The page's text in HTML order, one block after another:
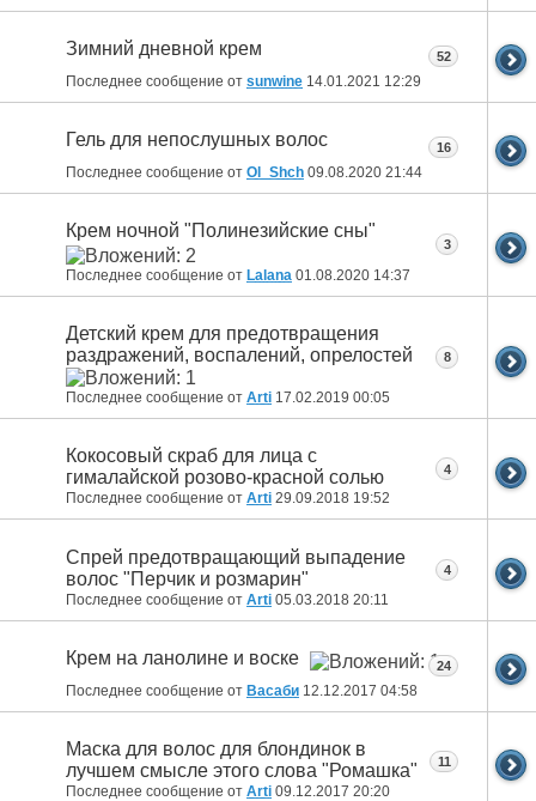
Зимний дневной крем
Последнее сообщение от sunwine 14.01.2021 12:29
52
Гель для непослушных волос
Последнее сообщение от Ol_Shch 09.08.2020 21:44
16
Крем ночной "Полинезийские сны"
Последнее сообщение от Lalana 01.08.2020 14:37
3
Детский крем для предотвращения
раздражений, воспалений, опрелостей
Последнее сообщение от Arti 17.02.2019 00:05
8
Кокосовый скраб для лица с
гималайской розово-красной солью
Последнее сообщение от Arti 29.09.2018 19:52
4
Спрей предотвращающий выпадение
волос "Перчик и розмарин"
Последнее сообщение от Arti 05.03.2018 20:11
4
Крем на ланолине и воске
Последнее сообщение от Васаби 12.12.2017 04:58
24
Маска для волос для блондинок в
лучшем смысле этого слова "Ромашка"
Последнее сообщение от Arti 09.12.2017 20:20
11